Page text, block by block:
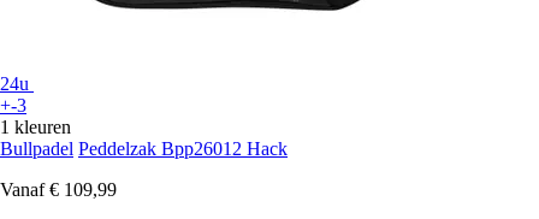
24u
+-3
1 kleuren
Bullpadel Peddelzak Bpp26012 Hack
Vanaf € 109,99